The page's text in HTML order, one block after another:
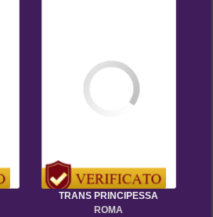
TRANS PRINCIPESSA
ROMA